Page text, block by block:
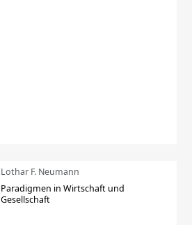
Lothar F. Neumann
Paradigmen in Wirtschaft und
Gesellschaft